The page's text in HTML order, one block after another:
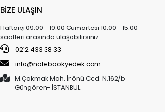
BİZE ULAŞIN
Haftaiçi 09:00 - 19:00 Cumartesi 10:00 - 15:00
saatleri arasında ulaşabilirsiniz.
0212 433 38 33
info@notebookyedek.com
M.Çakmak Mah. İnönü Cad. N.162/b
Güngören- İSTANBUL